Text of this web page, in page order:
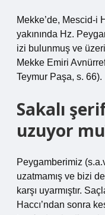
Mekke’de, Mescid-i
yakınında Hz.
izi bulunmuş ve
Mekke Emiri
Teymur Paşa, s. 66).
Sakalı
uzuyor
Peygamberimiz
uzatmamış ve bizi
karşı uyarmıştır.
Haccı’ndan sonra